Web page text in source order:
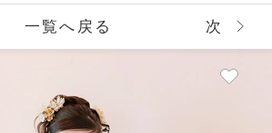
一覧へ戻る 次